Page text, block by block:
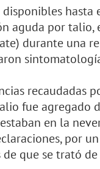
aguda por talio,
durante una
recaudadas
fue agregado
en la
por
que se trató